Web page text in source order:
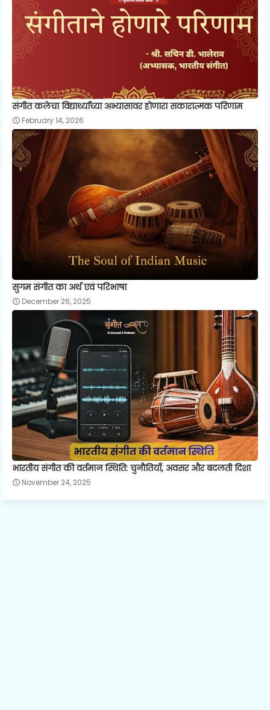
संगीत कलेचा विद्यार्थ्यांच्या अभ्यासावर होणारा सकारात्मक परिणाम
February 14, 2026
सुगम संगीत का अर्थ एवं परिभाषा
December 26, 2025
भारतीय संगीत की वर्तमान स्थिति: चुनौतियाँ, अवसर और बदलती दिशा
November 24, 2025